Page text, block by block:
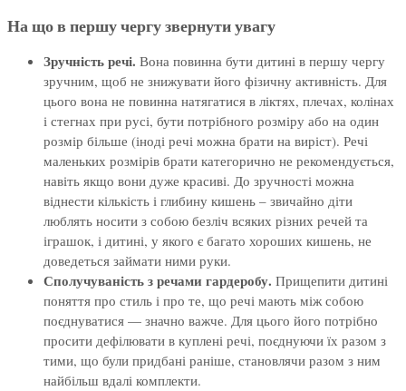
На що в першу чергу звернути увагу
Зручність речі. Вона повинна бути дитині в першу чергу
зручним, щоб не знижувати його фізичну активність. Для
цього вона не повинна натягатися в ліктях, плечах, колінах
і стегнах при русі, бути потрібного розміру або на один
розмір більше (іноді речі можна брати на виріст). Речі
маленьких розмірів брати категорично не рекомендується,
навіть якщо вони дуже красиві. До зручності можна
віднести кількість і глибину кишень – звичайно діти
люблять носити з собою безліч всяких різних речей та
іграшок, і дитині, у якого є багато хороших кишень, не
доведеться займати ними руки.
Сполучуваність з речами гардеробу. Прищепити дитині
поняття про стиль і про те, що речі мають між собою
поєднуватися — значно важче. Для цього його потрібно
просити дефілювати в куплені речі, поєднуючи їх разом з
тими, що були придбані раніше, становлячи разом з ним
найбільш вдалі комплекти.